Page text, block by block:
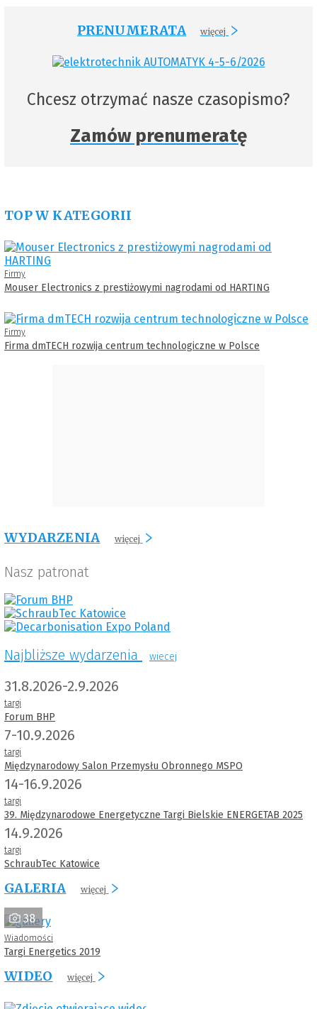
PRENUMERATA więcej
Chcesz otrzymać nasze czasopismo?
Zamów prenumeratę
TOP W KATEGORII
Firmy
Mouser Electronics z prestiżowymi nagrodami od HARTING
Firmy
Firma dmTECH rozwija centrum technologiczne w Polsce
WYDARZENIA więcej
Nasz patronat
Najbliższe wydarzenia wiecej
31.8.2026-2.9.2026
targi
Forum BHP
7-10.9.2026
targi
Międzynarodowy Salon Przemysłu Obronnego MSPO
14-16.9.2026
targi
39. Międzynarodowe Energetyczne Targi Bielskie ENERGETAB 2025
14.9.2026
targi
SchraubTec Katowice
GALERIA więcej
38
Wiadomości
Targi Energetics 2019
WIDEO więcej